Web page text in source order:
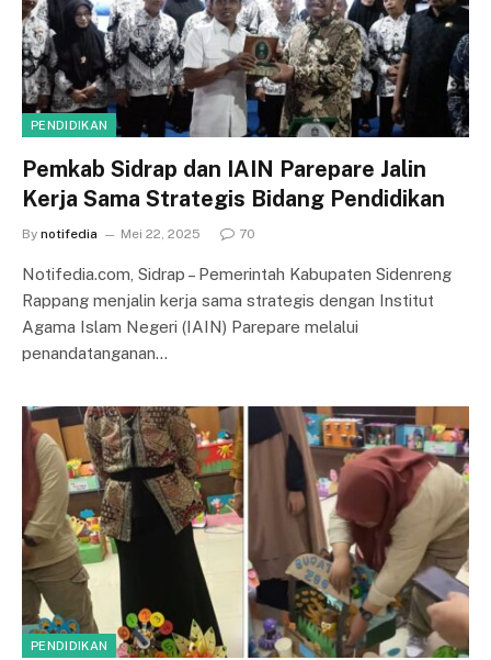
PENDIDIKAN
Pemkab Sidrap dan IAIN Parepare Jalin
Kerja Sama Strategis Bidang Pendidikan
By notifedia Mei 22, 2025 70
Notifedia.com, Sidrap – Pemerintah Kabupaten Sidenreng
Rappang menjalin kerja sama strategis dengan Institut
Agama Islam Negeri (IAIN) Parepare melalui
penandatanganan…
PENDIDIKAN